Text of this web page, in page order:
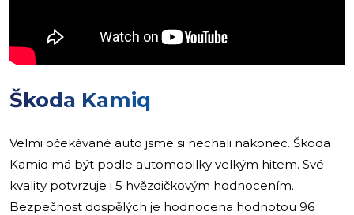
Škoda Kamiq
Velmi očekávané auto jsme si nechali nakonec. Škoda
Kamiq má být podle automobilky velkým hitem. Své
kvality potvrzuje i 5 hvězdičkovým hodnocením.
Bezpečnost dospělých je hodnocena hodnotou 96